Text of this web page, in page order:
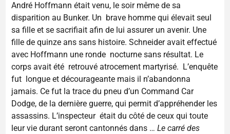
André Hoffmann était venu, le soir même de sa
disparition au Bunker. Un brave homme qui élevait seul
sa fille et se sacrifiait afin de lui assurer un avenir. Une
fille de quinze ans sans histoire. Schneider avait effectué
avec Hoffmann une ronde nocturne sans résultat. Le
corps avait été retrouvé atrocement martyrisé. L’enquête
fut longue et décourageante mais il n’abandonna
jamais. Ce fut la trace du pneu d’un Command Car
Dodge, de la dernière guerre, qui permit d’appréhender les
assassins. L’inspecteur était du côté de ceux qui toute
leur vie durant seront cantonnés dans … Le carré des